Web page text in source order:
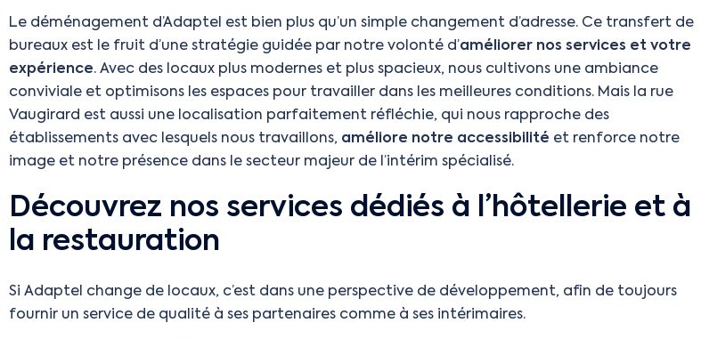
Le déménagement d’Adaptel est bien plus qu’un simple changement d’adresse. Ce transfert de
bureaux est le fruit d’une stratégie guidée par notre volonté d’améliorer nos services et votre
expérience. Avec des locaux plus modernes et plus spacieux, nous cultivons une ambiance
conviviale et optimisons les espaces pour travailler dans les meilleures conditions. Mais la rue
Vaugirard est aussi une localisation parfaitement réfléchie, qui nous rapproche des
établissements avec lesquels nous travaillons, améliore notre accessibilité et renforce notre
image et notre présence dans le secteur majeur de l’intérim spécialisé.
Découvrez nos services dédiés à l’hôtellerie et à
la restauration
Si Adaptel change de locaux, c’est dans une perspective de développement, afin de toujours
fournir un service de qualité à ses partenaires comme à ses intérimaires.